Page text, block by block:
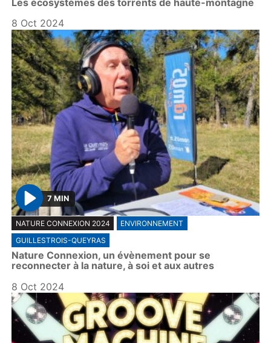
y
8 Oct 2024
P
l
a
y
7 MIN
NATURE CONNEXION 2024
ENVIRONNEMENT
GUILLESTROIS-QUEYRAS
Nature Connexion, un évènement pour se
reconnecter à la nature, à soi et aux autres
8 Oct 2024